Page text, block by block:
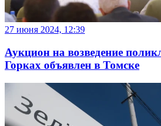
27 июня 2024, 12:39
Аукцион на возведение
Горках объявлен в Томске